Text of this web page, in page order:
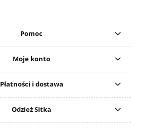
Pomoc
Moje konto
Płatności i dostawa
Odzież Sitka